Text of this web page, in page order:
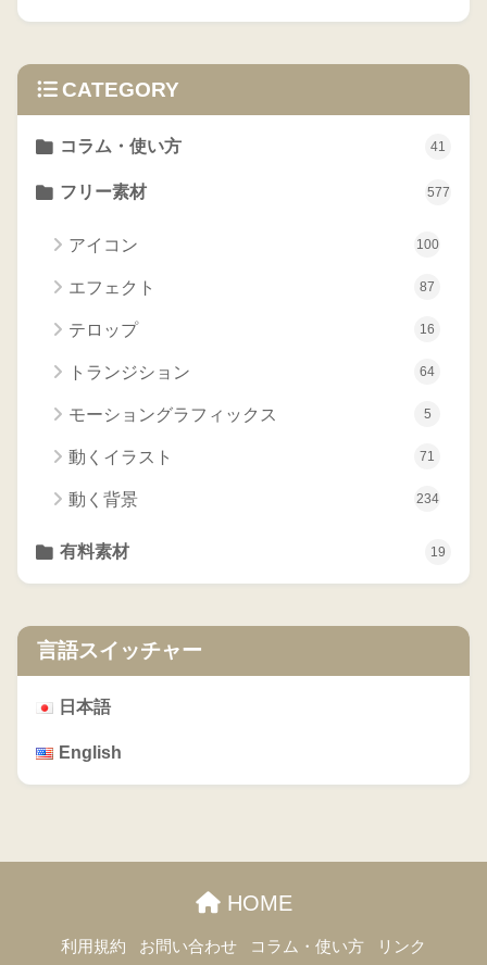
CATEGORY
コラム・使い方 41
フリー素材 577
アイコン 100
エフェクト 87
テロップ 16
トランジション 64
モーショングラフィックス 5
動くイラスト 71
動く背景 234
有料素材 19
言語スイッチャー
日本語
English
HOME
利用規約 お問い合わせ コラム・使い方 リンク